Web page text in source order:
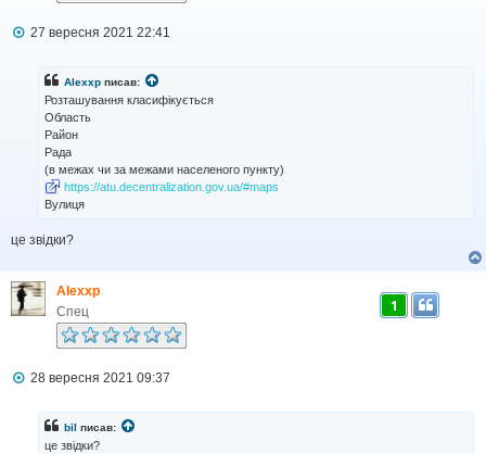
П
27 вересня 2021 22:41
Alexxp писав:
Розташування класифікується
Область
Район
Рада
(в межах чи за межами населеного пункту)
https://atu.decentralization.gov.ua/#maps
Вулиця
це звідки?
Alexxp
Спец
1
П
28 вересня 2021 09:37
bil писав:
це звідки?